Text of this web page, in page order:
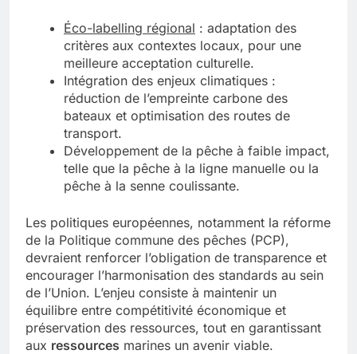
Éco-labelling régional : adaptation des
critères aux contextes locaux, pour une
meilleure acceptation culturelle.
Intégration des enjeux climatiques :
réduction de l’empreinte carbone des
bateaux et optimisation des routes de
transport.
Développement de la pêche à faible impact,
telle que la pêche à la ligne manuelle ou la
pêche à la senne coulissante.
Les politiques européennes, notamment la réforme
de la Politique commune des pêches (PCP),
devraient renforcer l’obligation de transparence et
encourager l’harmonisation des standards au sein
de l’Union. L’enjeu consiste à maintenir un
équilibre entre compétitivité économique et
préservation des ressources, tout en garantissant
aux ressources marines un avenir viable.